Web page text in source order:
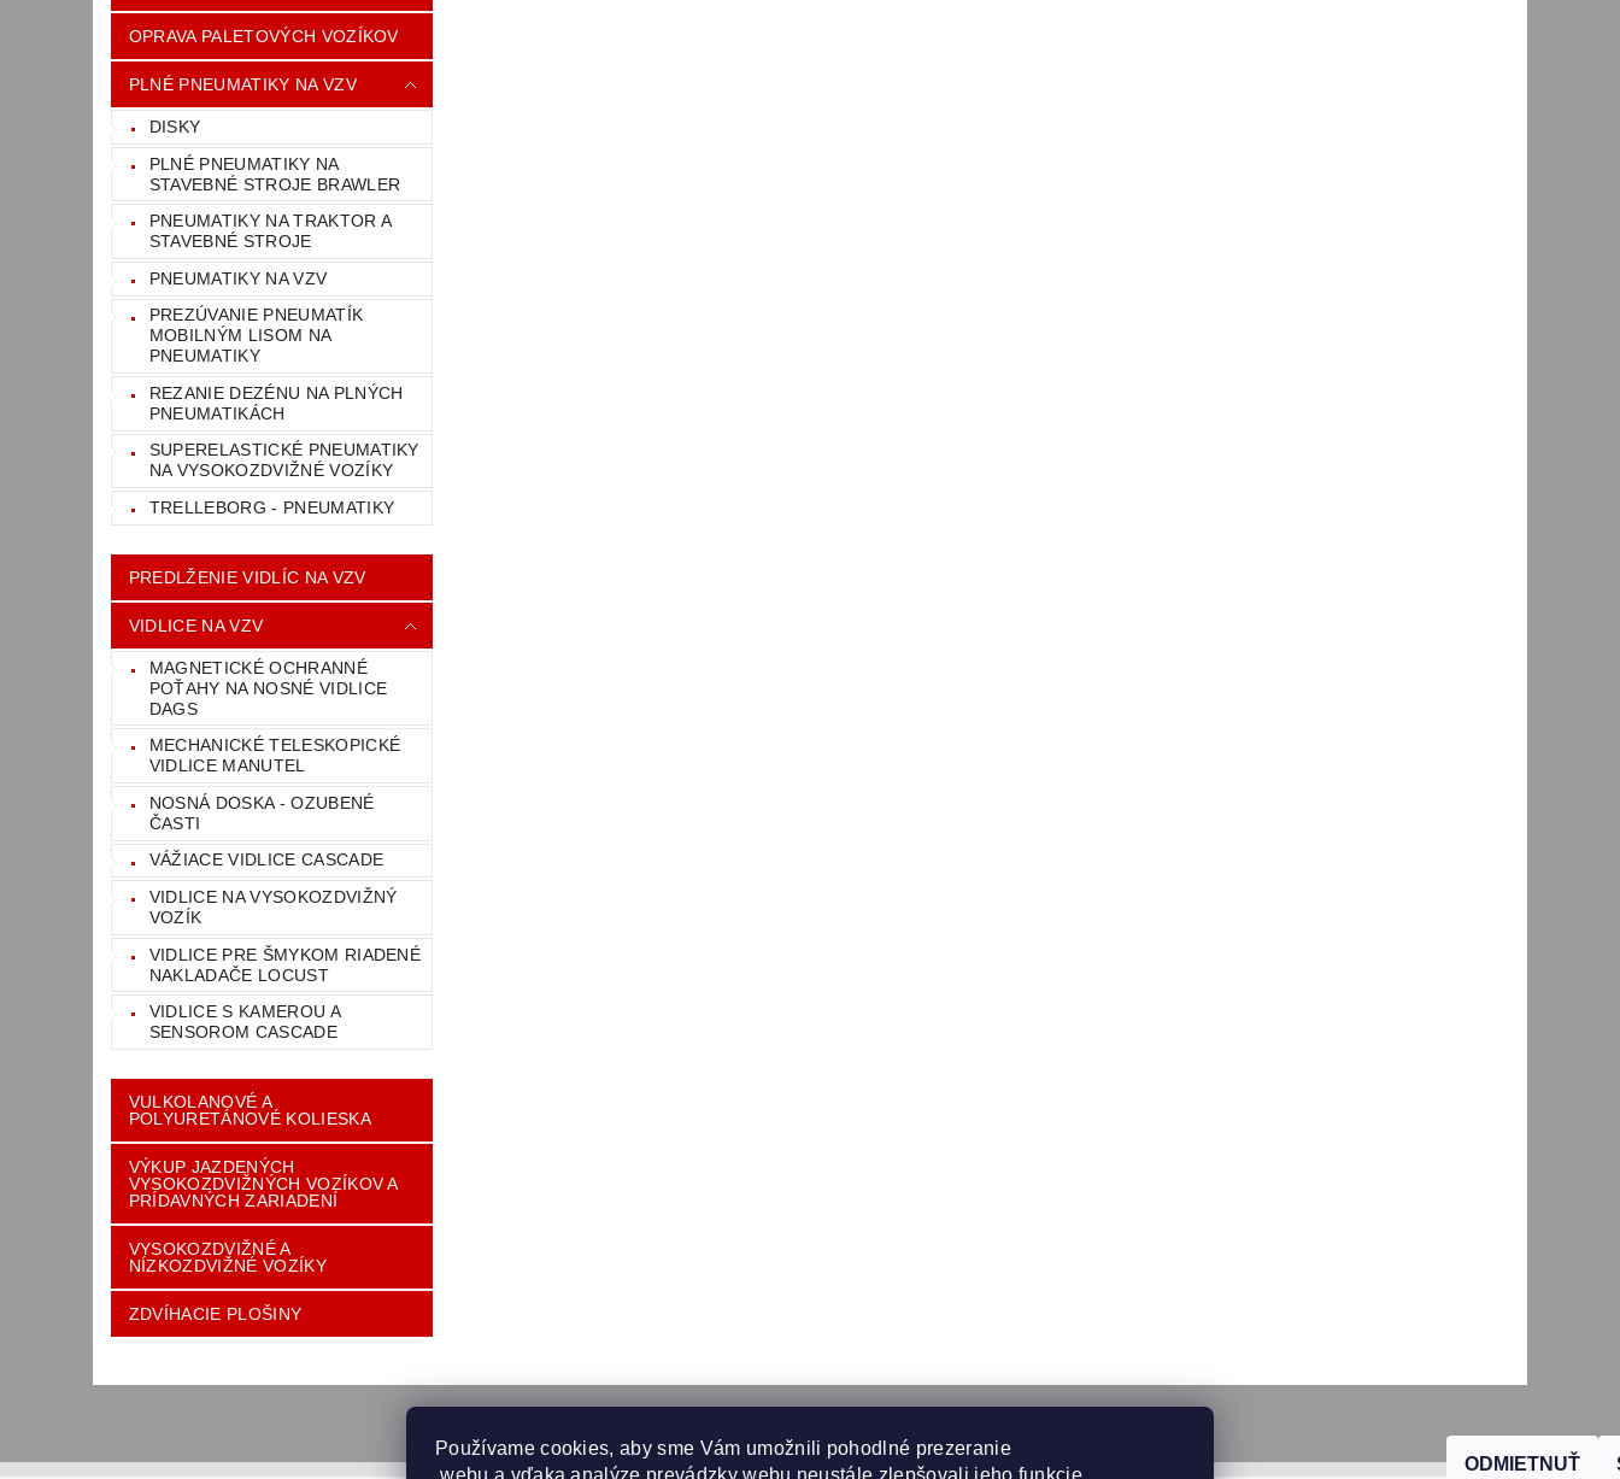
OPRAVA PALETOVÝCH VOZÍKOV
PLNÉ PNEUMATIKY NA VZV
DISKY
PLNÉ PNEUMATIKY NA
STAVEBNÉ STROJE BRAWLER
PNEUMATIKY NA TRAKTOR A
STAVEBNÉ STROJE
PNEUMATIKY NA VZV
PREZÚVANIE PNEUMATÍK
MOBILNÝM LISOM NA
PNEUMATIKY
REZANIE DEZÉNU NA PLNÝCH
PNEUMATIKÁCH
SUPERELASTICKÉ PNEUMATIKY
NA VYSOKOZDVIŽNÉ VOZÍKY
TRELLEBORG - PNEUMATIKY
PREDLŽENIE VIDLÍC NA VZV
VIDLICE NA VZV
MAGNETICKÉ OCHRANNÉ
POŤAHY NA NOSNÉ VIDLICE
DAGS
MECHANICKÉ TELESKOPICKÉ
VIDLICE MANUTEL
NOSNÁ DOSKA - OZUBENÉ
ČASTI
VÁŽIACE VIDLICE CASCADE
VIDLICE NA VYSOKOZDVIŽNÝ
VOZÍK
VIDLICE PRE ŠMYKOM RIADENÉ
NAKLADAČE LOCUST
VIDLICE S KAMEROU A
SENSOROM CASCADE
VULKOLANOVÉ A
POLYURETÁNOVÉ KOLIESKA
VÝKUP JAZDENÝCH
VYSOKOZDVIŽNÝCH VOZÍKOV A
PRÍDAVNÝCH ZARIADENÍ
VYSOKOZDVIŽNÉ A
NÍZKOZDVIŽNÉ VOZÍKY
ZDVÍHACIE PLOŠINY
Používame cookies, aby sme Vám umožnili pohodlné prezeranie
webu a vďaka analýze prevádzky webu neustále zlepšovali jeho funkcie,
ODMIETNUŤ